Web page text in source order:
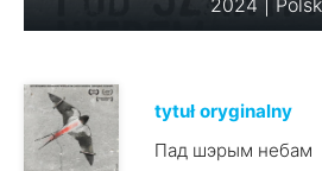
2024 |
tytuł oryginalny
Пад шэрым небам